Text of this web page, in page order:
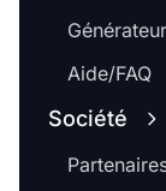
Aide/FAQ
Société